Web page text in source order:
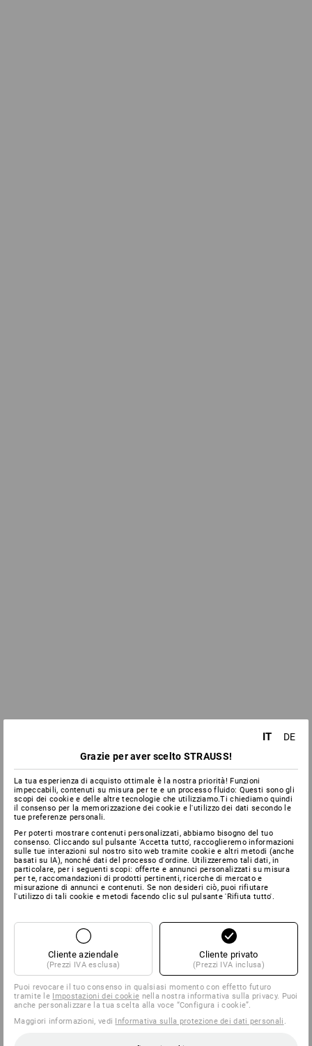
IT
DE
Grazie per aver scelto STRAUSS!
La tua esperienza di acquisto ottimale è la nostra priorità! Funzioni
impeccabili, contenuti su misura per te e un processo fluido: Questi sono gli
scopi dei cookie e delle altre tecnologie che utilizziamo.Ti chiediamo quindi
il consenso per la memorizzazione dei cookie e l'utilizzo dei dati secondo le
tue preferenze personali.
Per poterti mostrare contenuti personalizzati, abbiamo bisogno del tuo
consenso. Cliccando sul pulsante 'Accetta tutto', raccoglieremo informazioni
sulle tue interazioni sul nostro sito web tramite cookie e altri metodi (anche
basati su IA), nonché dati del processo d'ordine. Utilizzeremo tali dati, in
particolare, per i seguenti scopi: offerte e annunci personalizzati su misura
per te, raccomandazioni di prodotti pertinenti, ricerche di mercato e
misurazione di annunci e contenuti. Se non desideri ciò, puoi rifiutare
l'utilizzo di tali cookie e metodi facendo clic sul pulsante 'Rifiuta tutto'.
Cliente aziendale
(Prezzi IVA esclusa)
Cliente privato
(Prezzi IVA inclusa)
Puoi revocare il tuo consenso in qualsiasi momento con effetto futuro
tramite le Impostazioni dei cookie nella nostra informativa sulla privacy. Puoi
anche personalizzare la tua scelta alla voce “Configura i cookie”.
Maggiori informazioni, vedi Informativa sulla protezione dei dati personali